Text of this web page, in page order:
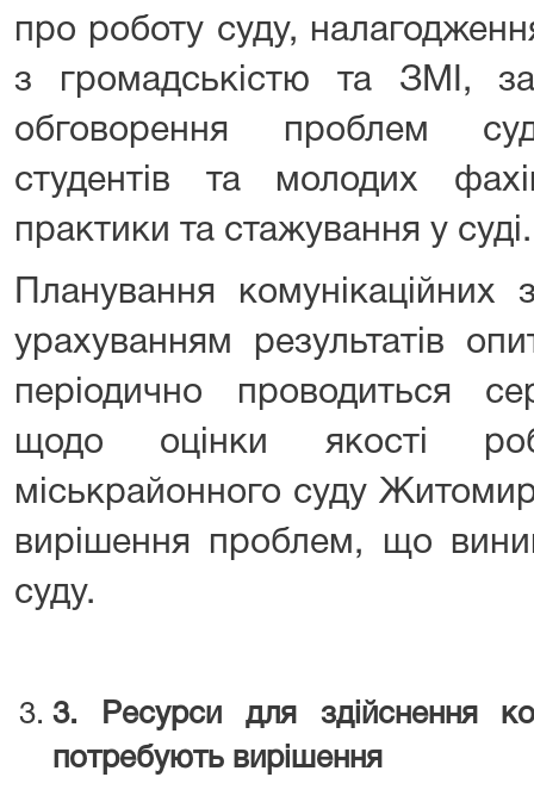
про роботу суду,
з громадськістю та ЗМІ,
обговорення проблем
студентів та молодих
практики та стажування у суді.
Планування комунікаційних
урахуванням результатів
періодично проводиться
щодо оцінки якості
міськрайонного суду
вирішення проблем, що
суду.
3. Ресурси для здійснення
потребують вирішення